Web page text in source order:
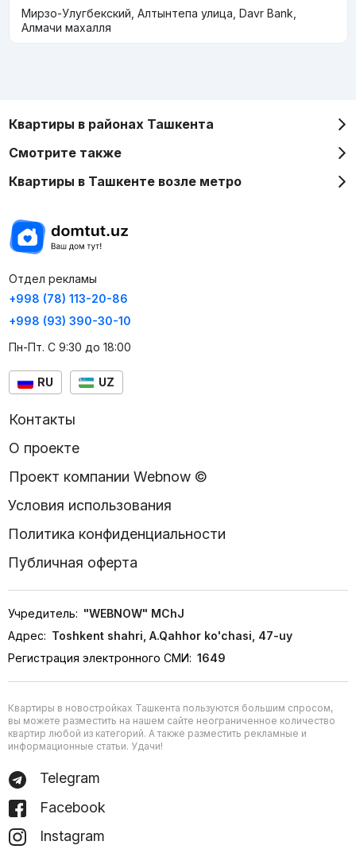
Мирзо-Улугбекский, Алтынтепа улица, Davr Bank,
Алмачи махалля
Квартиры в районах Ташкента
Смотрите также
Квартиры в Ташкенте возле метро
Отдел рекламы
+998 (78) 113-20-86
+998 (93) 390-30-10
Пн-Пт. С 9:30 до 18:00
RU UZ
Контакты
О проекте
Проект компании Webnow ©
Условия использования
Политика конфиденциальности
Публичная оферта
Учредитель: "WEBNOW" MChJ
Адрес: Toshkent shahri, A.Qahhor ko'chasi, 47-uy
Регистрация электронного СМИ: 1649
Квартиры в новостройках Ташкента пользуются большим спросом,
вы можете разместить на нашем сайте неограниченное количество
квартир любой из категорий. А также разместить рекламные и
информационные статьи. Удачи!
Telegram
Facebook
Instagram